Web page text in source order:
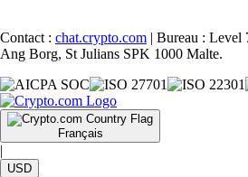
Contact : chat.crypto.com | Bureau : Level
Ang Borg, St Julians SPK 1000 Malte.
Français
|
USD